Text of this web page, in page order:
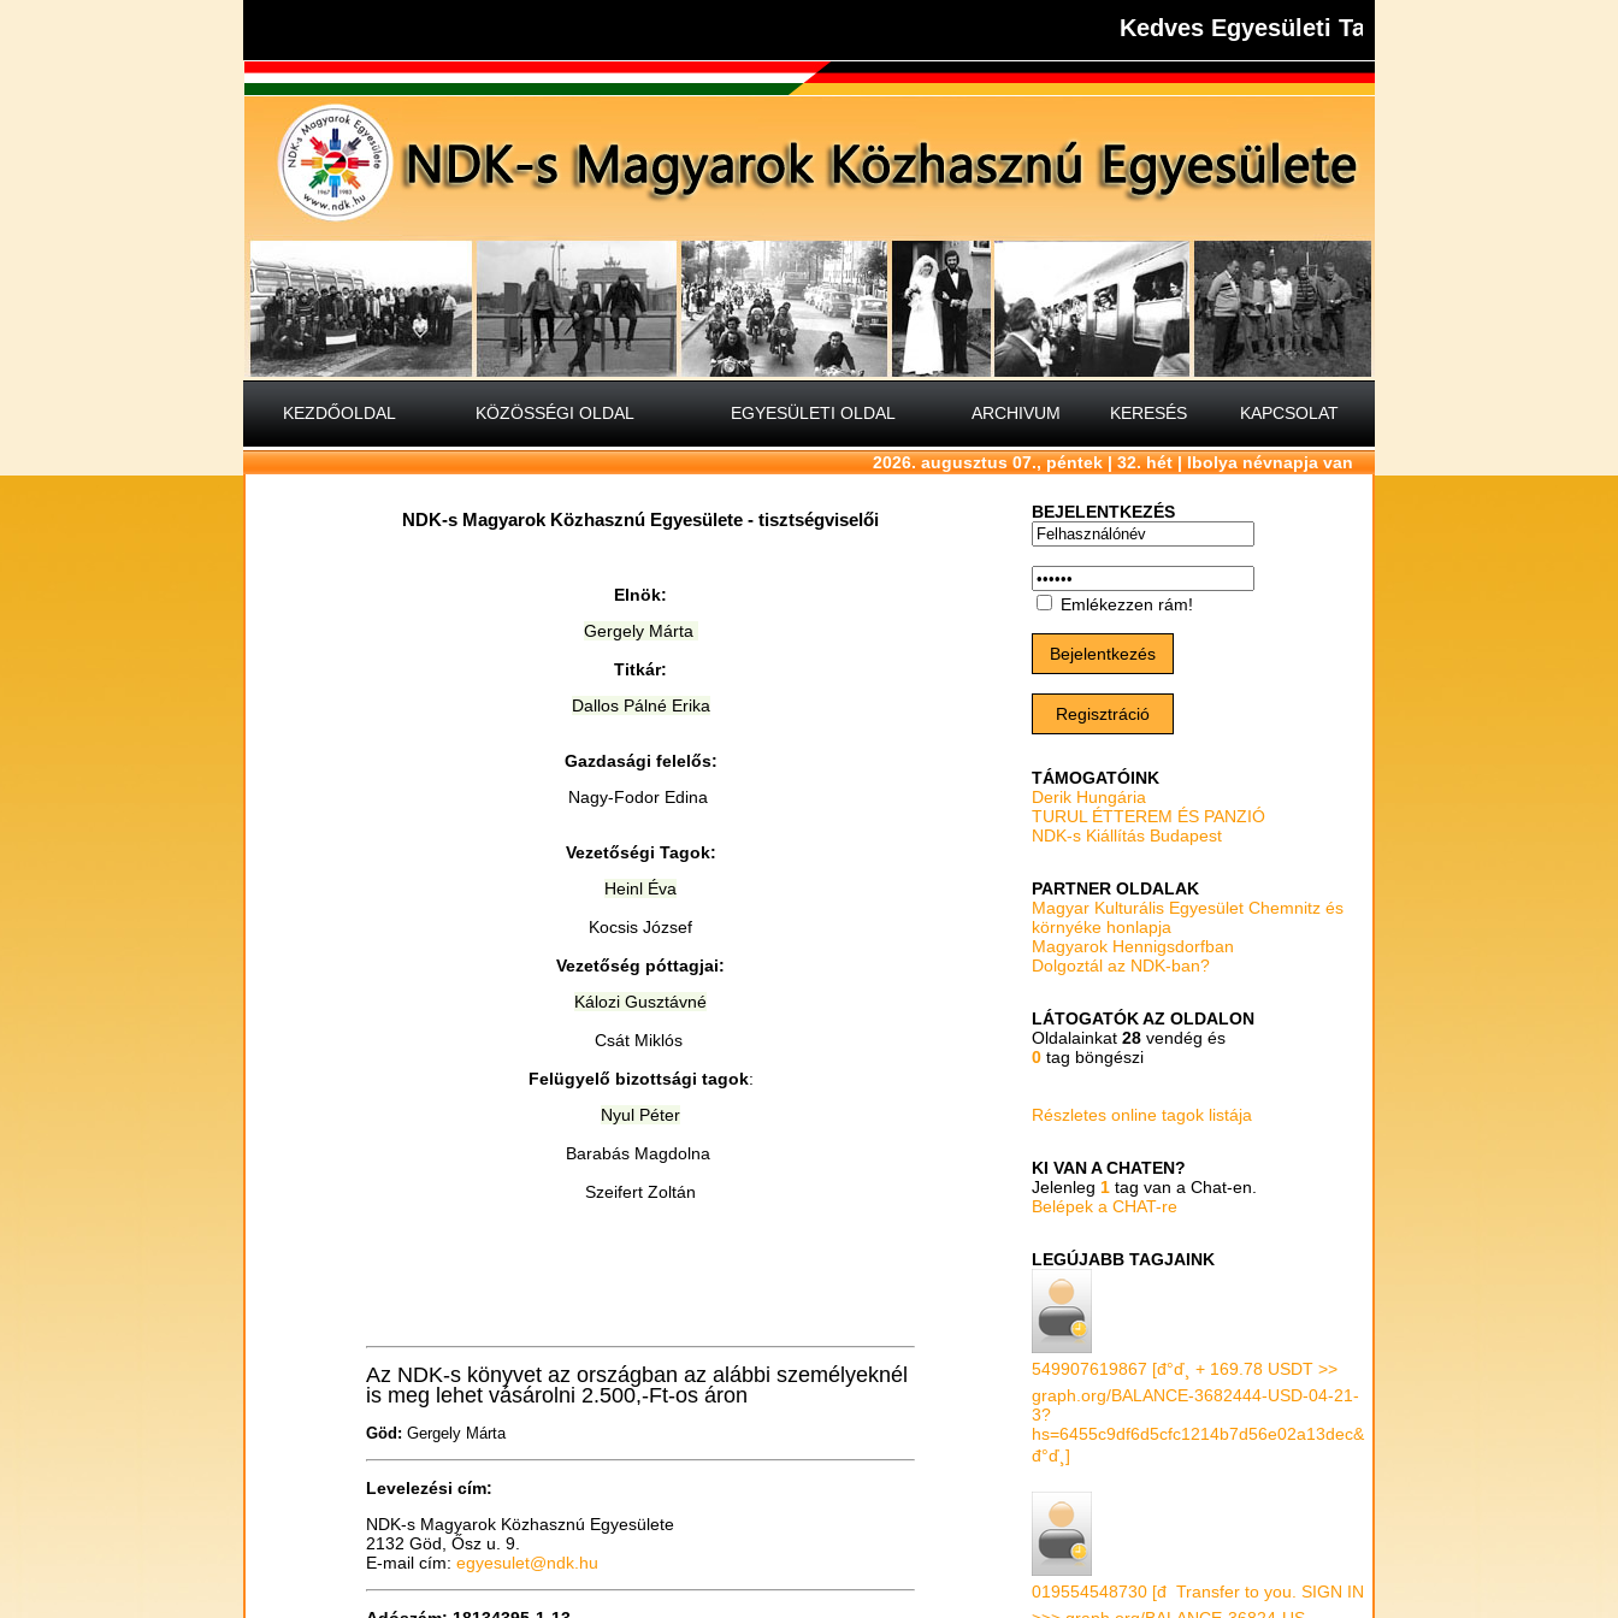
Kedves Egyesületi Tagok, Kedves NDK-s
KEZDŐOLDAL KÖZÖSSÉGI OLDAL EGYESÜLETI OLDAL ARCHIVUM KERESÉS KAPCSOLAT
2026. augusztus 07., péntek | 32. hét | Ibolya névnapja van
NDK-s Magyarok Közhasznú Egyesülete - tisztségviselői
Elnök:
Gergely Márta
Titkár:
Dallos Pálné Erika
Gazdasági felelős:
Nagy-Fodor Edina
Vezetőségi Tagok:
Heinl Éva
Kocsis József
Vezetőség póttagjai:
Kálozi Gusztávné
Csát Miklós
Felügyelő bizottsági tagok:
Nyul Péter
Barabás Magdolna
Szeifert Zoltán
Az NDK-s könyvet az országban az alábbi személyeknél
is meg lehet vásárolni 2.500,-Ft-os áron
Göd: Gergely Márta
Levelezési cím:
NDK-s Magyarok Közhasznú Egyesülete
2132 Göd, Ősz u. 9.
E-mail cím: egyesulet@ndk.hu
BEJELENTKEZÉS
Emlékezzen rám!
Bejelentkezés
Regisztráció
TÁMOGATÓINK
Derik Hungária
TURUL ÉTTEREM ÉS PANZIÓ
NDK-s Kiállítás Budapest
PARTNER OLDALAK
Magyar Kulturális Egyesület Chemnitz és
környéke honlapja
Magyarok Hennigsdorfban
Dolgoztál az NDK-ban?
LÁTOGATÓK AZ OLDALON
Oldalainkat 28 vendég és
0 tag böngészi
Részletes online tagok listája
KI VAN A CHATEN?
Jelenleg 1 tag van a Chat-en.
Belépek a CHAT-re
LEGÚJABB TAGJAINK
549907619867 [đ°ď¸ + 169.78 USDT >>
graph.org/BALANCE-3682444-USD-04-21-
3?
hs=6455c9df6d5cfc1214b7d56e02a13dec&
đ°ď¸]
019554548730 [đ Transfer to you. SIGN IN